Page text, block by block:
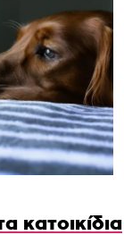
κατοικίδια